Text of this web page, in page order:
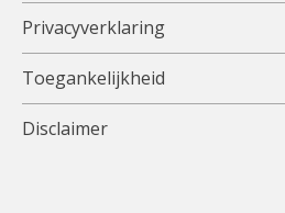
Privacyverklaring
Toegankelijkheid
Disclaimer